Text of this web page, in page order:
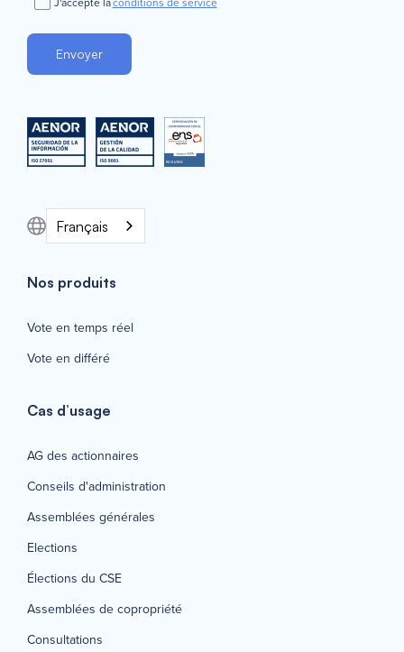
Français
Nos produits
Vote en temps réel
Vote en différé
Cas d’usage
AG des actionnaires
Conseils d'administration
Assemblées générales
Elections
Élections du CSE
Assemblées de copropriété
Consultations